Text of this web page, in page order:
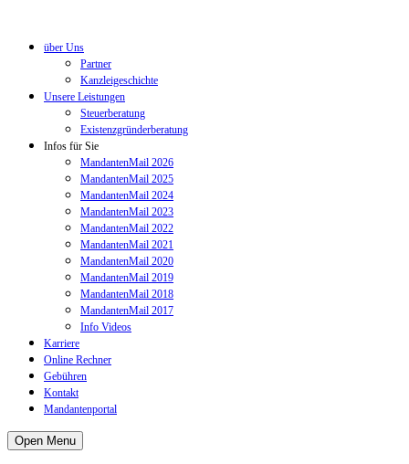
über Uns
Partner
Kanzleigeschichte
Unsere Leistungen
Steuerberatung
Existenzgründerberatung
Infos für Sie
MandantenMail 2026
MandantenMail 2025
MandantenMail 2024
MandantenMail 2023
MandantenMail 2022
MandantenMail 2021
MandantenMail 2020
MandantenMail 2019
MandantenMail 2018
MandantenMail 2017
Info Videos
Karriere
Online Rechner
Gebühren
Kontakt
Mandantenportal
Open Menu